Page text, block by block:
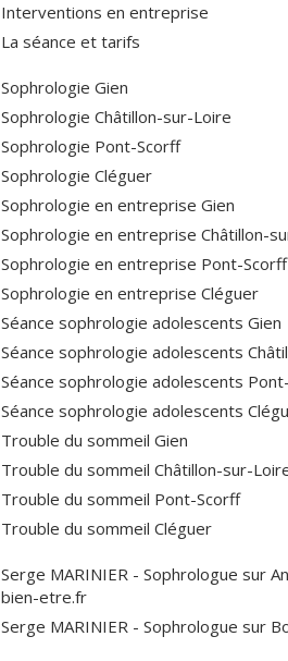
Interventions en entreprise
La séance et tarifs
Sophrologie Gien
Sophrologie Châtillon-sur-Loire
Sophrologie Pont-Scorff
Sophrologie Cléguer
Sophrologie en entreprise Gien
Sophrologie en entreprise Châtillon-
Sophrologie en entreprise Pont-Scorff
Sophrologie en entreprise Cléguer
Séance sophrologie adolescents Gien
Séance sophrologie adolescents
Séance sophrologie adolescents
Séance sophrologie adolescents
Trouble du sommeil Gien
Trouble du sommeil Châtillon-sur-
Trouble du sommeil Pont-Scorff
Trouble du sommeil Cléguer
Serge MARINIER - Sophrologue sur
bien-etre.fr
Serge MARINIER - Sophrologue sur